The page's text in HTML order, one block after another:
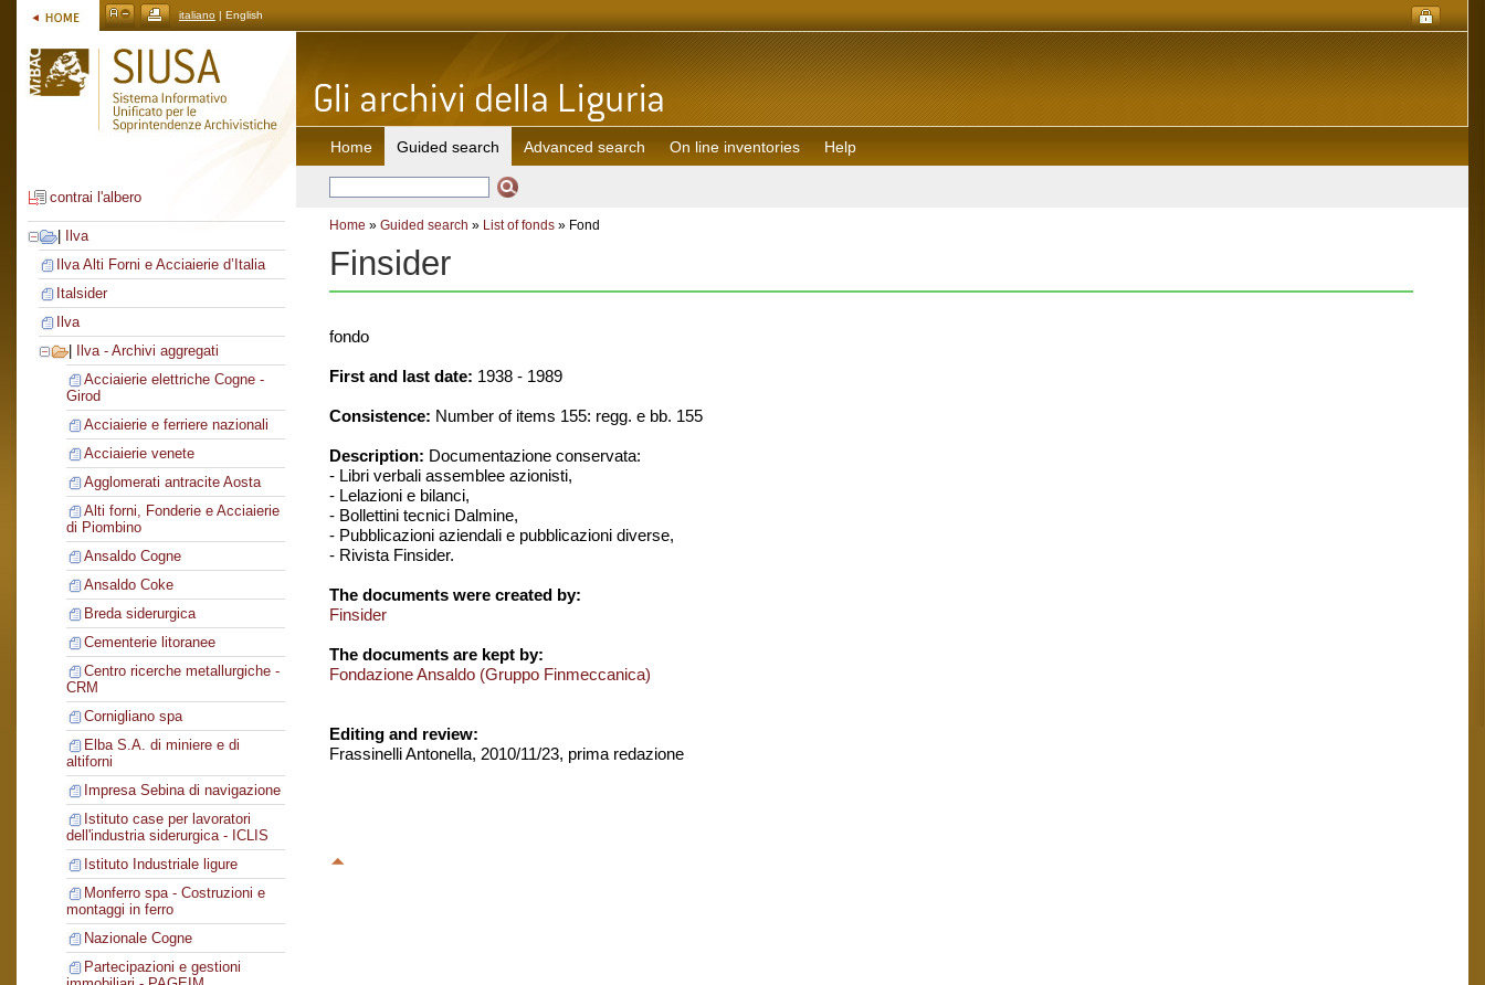
italiano | English
contrai l'albero
Ilva
Ilva Alti Forni e Acciaierie d’Italia
Italsider
Ilva
Ilva - Archivi aggregati
Acciaierie elettriche Cogne -
Girod
Acciaierie e ferriere nazionali
Acciaierie venete
Agglomerati antracite Aosta
Alti forni, Fonderie e Acciaierie
di Piombino
Ansaldo Cogne
Ansaldo Coke
Breda siderurgica
Cementerie litoranee
Centro ricerche metallurgiche -
CRM
Cornigliano spa
Elba S.A. di miniere e di
altiforni
Impresa Sebina di navigazione
Istituto case per lavoratori
dell'industria siderurgica - ICLIS
Istituto Industriale ligure
Monferro spa - Costruzioni e
montaggi in ferro
Nazionale Cogne
Partecipazioni e gestioni
Home Guided search Advanced search On line inventories Help
Home » Guided search » List of fonds » Fond
Finsider
fondo
First and last date: 1938 - 1989
Consistence: Number of items 155: regg. e bb. 155
Description: Documentazione conservata:
- Libri verbali assemblee azionisti,
- Lelazioni e bilanci,
- Bollettini tecnici Dalmine,
- Pubblicazioni aziendali e pubblicazioni diverse,
- Rivista Finsider.
The documents were created by:
Finsider
The documents are kept by:
Fondazione Ansaldo (Gruppo Finmeccanica)
Editing and review:
Frassinelli Antonella, 2010/11/23, prima redazione